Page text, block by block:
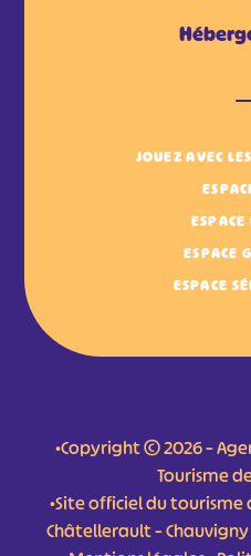
JOUEZ AVEC
ESPACE
ESPACE
ESPACE
•Copyright © 2026 –
Tourisme
•Site officiel du tourisme
Châtellerault –